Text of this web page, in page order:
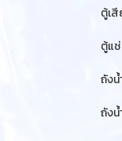
ตู้เ
ตู้แ
ถัง
ถังน้